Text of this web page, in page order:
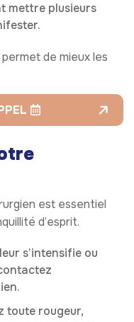
mettre plusieurs
de mieux les
est essentiel
d’esprit.
s’intensifie ou
toute rougeur,